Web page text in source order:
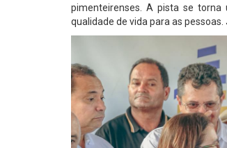
pimenteirenses. A pista se torna
qualidade de vida para as